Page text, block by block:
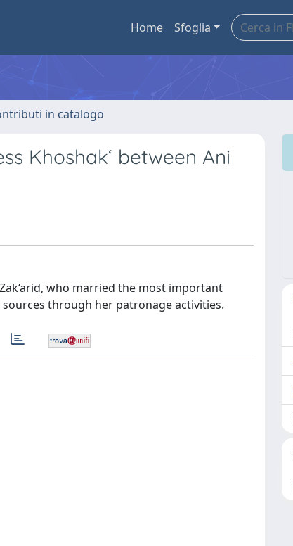
Home Sfoglia
in catalogo
Khoshak‘ between Ani
who married the most important
through her patronage activities.